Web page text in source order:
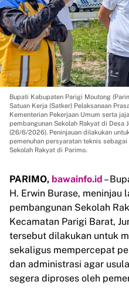
Bupati Kabupaten Parigi Moutong
Satuan Kerja (Satker) Pelaksanaan
Kementerian Pekerjaan Umum serta
pembangunan Sekolah Rakyat di Desa
(26/6/2026). Peninjauan dilakukan
pemenuhan persyaratan teknis
Sekolah Rakyat di Parimo.
PARIMO, bawainfo.id –
H. Erwin Burase, meninjau
pembangunan Sekolah
Kecamatan Parigi Barat,
tersebut dilakukan untuk
sekaligus mempercepat
dan administrasi agar
segera diproses oleh